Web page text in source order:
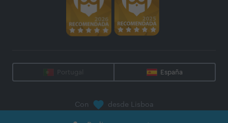
Portugal España
Con desde Lisboa
Zaask - Plataforma Digital, S.A.